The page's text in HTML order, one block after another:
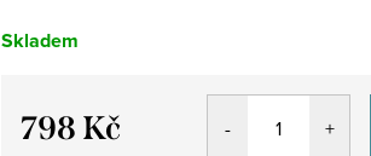
Skladem
798 Kč